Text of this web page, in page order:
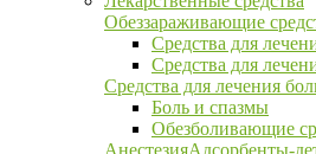
Обеззараживающие
Средства для
Средства для
Средства для лечения
Боль и спазмы
Обезболивающие